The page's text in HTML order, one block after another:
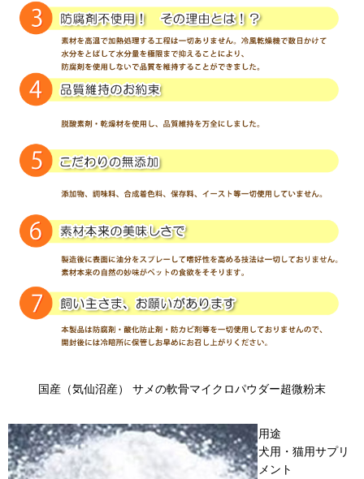
国産（気仙沼産） サメの軟骨マイクロパウダー超微粉末
用途
犬用・猫用サプリ
メント